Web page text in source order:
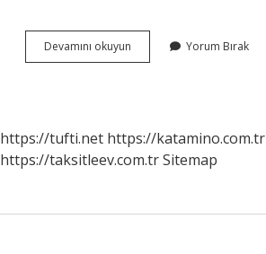
Devamını okuyun
Memur
Yorum Bırak
https://tufti.net https://katamino.com.tr
https://taksitleev.com.trSitemap